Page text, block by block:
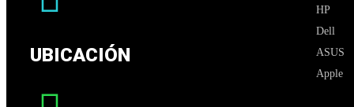
UBICACIÓN
HP
Dell
ASUS
Apple